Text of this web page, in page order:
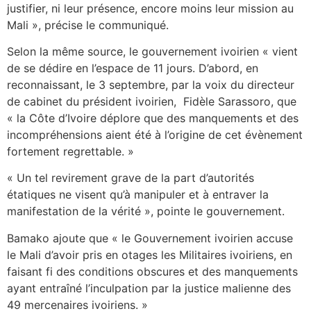
justifier, ni leur présence, encore moins leur mission au
Mali », précise le communiqué.
Selon la même source, le gouvernement ivoirien « vient
de se dédire en l’espace de 11 jours. D’abord, en
reconnaissant, le 3 septembre, par la voix du directeur
de cabinet du président ivoirien, Fidèle Sarassoro, que
« la Côte d’Ivoire déplore que des manquements et des
incompréhensions aient été à l’origine de cet évènement
fortement regrettable. »
« Un tel revirement grave de la part d’autorités
étatiques ne visent qu’à manipuler et à entraver la
manifestation de la vérité », pointe le gouvernement.
Bamako ajoute que « le Gouvernement ivoirien accuse
le Mali d’avoir pris en otages les Militaires ivoiriens, en
faisant fi des conditions obscures et des manquements
ayant entraîné l’inculpation par la justice malienne des
49 mercenaires ivoiriens. »